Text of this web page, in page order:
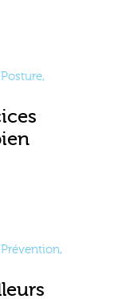
Posture,
Prévention,